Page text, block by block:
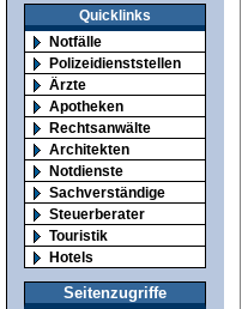
Quicklinks
Notfälle
Polizeidienststellen
Ärzte
Apotheken
Rechtsanwälte
Architekten
Notdienste
Sachverständige
Steuerberater
Touristik
Hotels
Seitenzugriffe